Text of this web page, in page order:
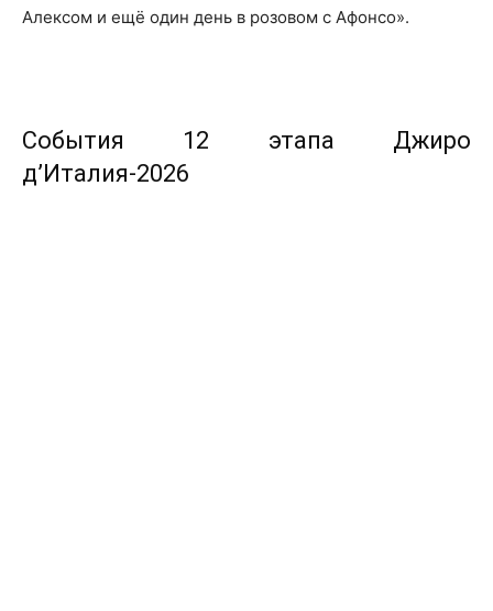
Алексом и ещё один день в розовом с Афонсо».
События 12 этапа Джиро
д’Италия-2026